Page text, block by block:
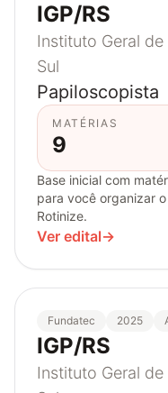
IGP/RS
Instituto Geral
Sul
Papiloscopista
MATÉRIAS
9
Base inicial com
para você organizar
Rotinize.
Ver edital→
Fundatec 2025
IGP/RS
Instituto Geral